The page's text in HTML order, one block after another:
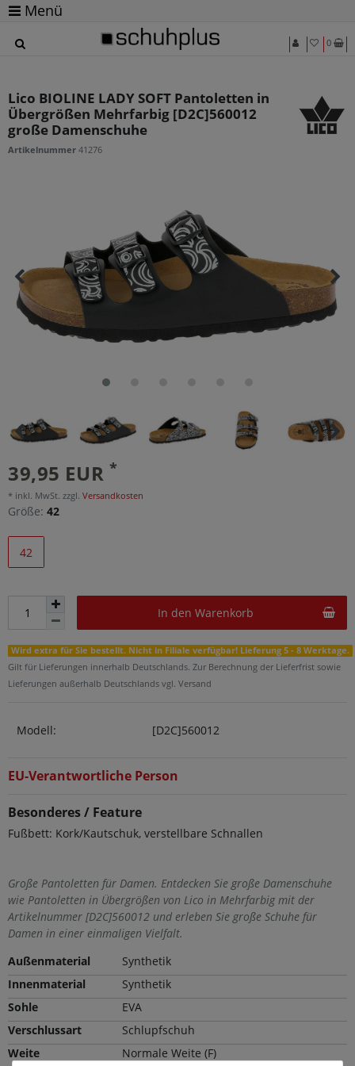
Menü
0
Lico BIOLINE LADY SOFT Pantoletten in
Übergrößen Mehrfarbig [D2C]560012
große Damenschuhe
Artikelnummer 41276
39,95 EUR *
* inkl. MwSt. zzgl. Versandkosten
Größe: 42
42
In den Warenkorb
Wird extra für Sie bestellt. Nicht in Filiale verfügbar! Lieferung 5 - 8 Werktage.
Gilt für Lieferungen innerhalb Deutschlands. Zur Berechnung der Lieferfrist sowie
Lieferungen außerhalb Deutschlands vgl. Versand
Modell: [D2C]560012
EU-Verantwortliche Person
Besonderes / Feature
Fußbett: Kork/Kautschuk, verstellbare Schnallen
Große Pantoletten für Damen. Entdecken Sie große Damenschuhe
wie Pantoletten in Übergrößen von Lico in Mehrfarbig mit der
Artikelnummer [D2C]560012 und erleben Sie große Schuhe für
Damen in einer einmaligen Vielfalt.
Außenmaterial
Synthetik
Innenmaterial
Synthetik
Sohle
EVA
Verschlussart
Schlupfschuh
Weite
Normale Weite (F)